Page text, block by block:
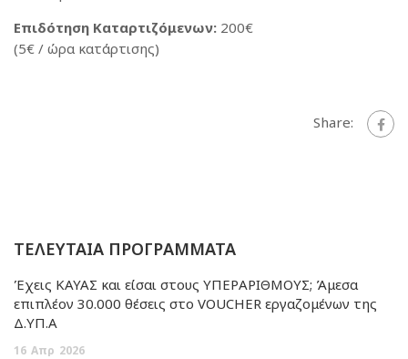
Επιδότηση Καταρτιζόμενων: 200€
(5€ / ώρα κατάρτισης)
Share:
ΤΕΛΕΥΤΑΙΑ ΠΡΟΓΡΑΜΜΑΤΑ
Έχεις ΚΑΥΑΣ και είσαι στους ΥΠΕΡΑΡΙΘΜΟΥΣ; Άμεσα
επιπλέον 30.000 θέσεις στο VOUCHER εργαζομένων της
Δ.ΥΠ.Α
16 Απρ 2026